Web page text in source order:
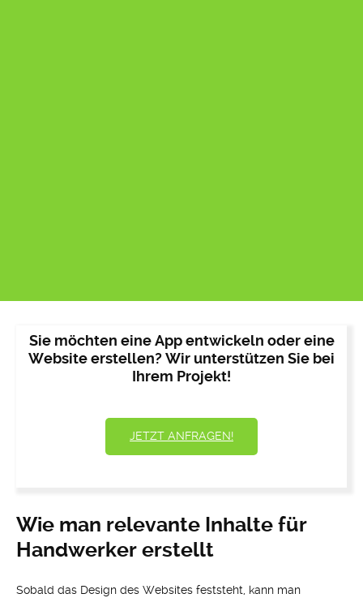
Sie möchten eine App entwickeln oder eine
Website erstellen? Wir unterstützen Sie bei
Ihrem Projekt!
JETZT ANFRAGEN!
Wie man relevante Inhalte für
Handwerker erstellt
Sobald das Design des Websites feststeht, kann man